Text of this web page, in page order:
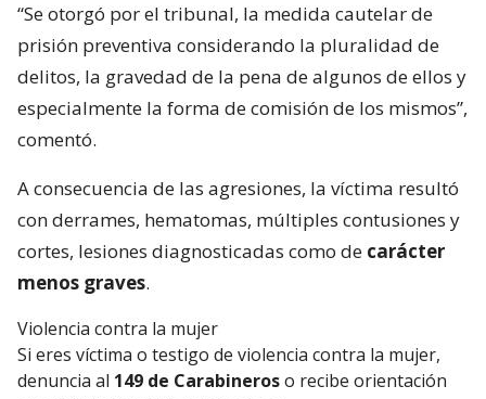
“Se otorgó por el tribunal, la medida cautelar de
prisión preventiva considerando la pluralidad de
delitos, la gravedad de la pena de algunos de ellos y
especialmente la forma de comisión de los mismos”,
comentó.
A consecuencia de las agresiones, la víctima resultó
con derrames, hematomas, múltiples contusiones y
cortes, lesiones diagnosticadas como de carácter
menos graves.
Violencia contra la mujer
Si eres víctima o testigo de violencia contra la mujer,
denuncia al 149 de Carabineroso recibe orientación